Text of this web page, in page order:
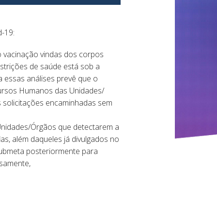
19:
vacinação vindas dos corpos
de saúde está sob a
essas análises prevê que o
Humanos das Unidades/
encaminhadas sem
Órgãos que detectarem a
além daqueles já divulgados no
posteriormente para